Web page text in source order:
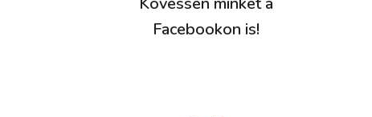
Facebookon is!